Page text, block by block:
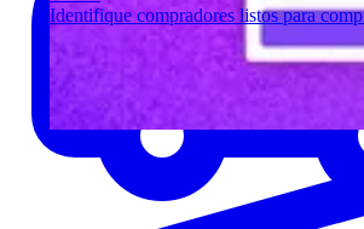
Identifique compradores listos para